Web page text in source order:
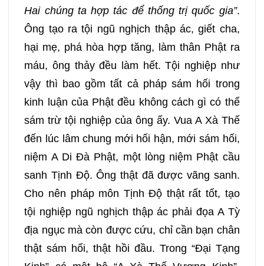
Hai chúng ta hợp tác để thống trị quốc gia”.
Ông tạo ra tội ngũ nghịch thập ác, giết cha,
hại mẹ, phá hòa hợp tăng, làm thân Phật ra
máu, ông thảy đều làm hết. Tội nghiệp như
vậy thì bao gồm tất cả pháp sám hối trong
kinh luận của Phật đều không cách gì có thể
sám trừ tội nghiệp của ông ấy. Vua A Xà Thế
đến lúc lâm chung mới hối hận, mới sám hối,
niệm A Di Đà Phật, một lòng niệm Phật cầu
sanh Tịnh Độ. Ông thật đã được vãng sanh.
Cho nên pháp môn Tịnh Độ thật rất tốt, tạo
tội nghiệp ngũ nghịch thập ác phải đọa A Tỳ
địa ngục mà còn được cứu, chỉ cần bạn chân
thật sám hối, thật hồi đầu. Trong “Đại Tạng